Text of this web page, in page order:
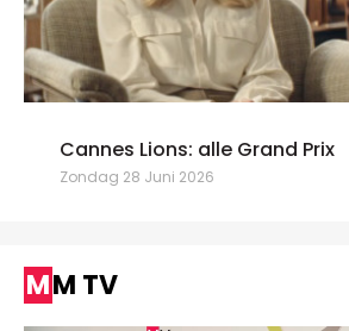
Cannes Lions: alle Grand Prix
Zondag 28 Juni 2026
MM TV